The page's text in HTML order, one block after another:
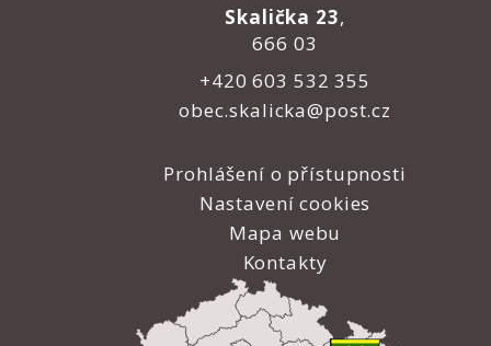
Skalička 23,
666 03
+420 603 532 355
obec.skalicka@post.cz
Prohlášení o přístupnosti
Nastavení cookies
Mapa webu
Kontakty